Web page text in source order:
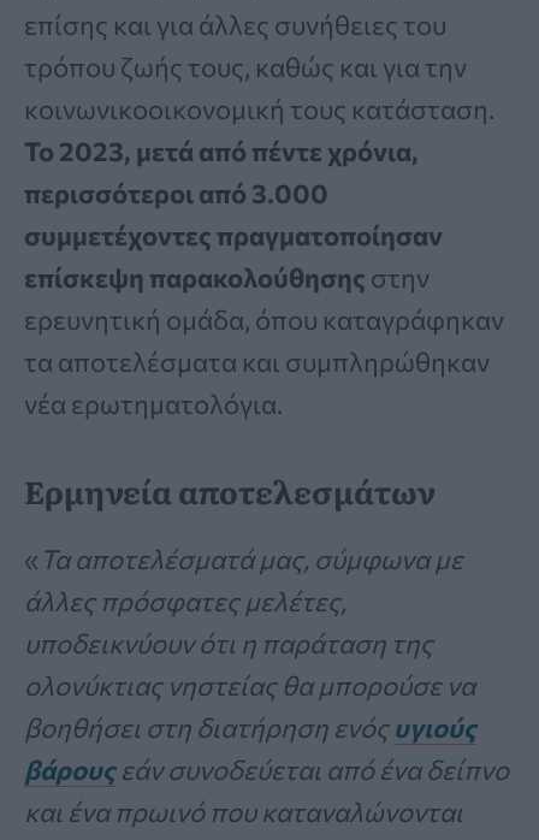
επίσης και για άλλες συνήθειες του
τρόπου ζωής τους, καθώς και για την
κοινωνικοοικονομική τους κατάσταση.
Το 2023, μετά από πέντε χρόνια,
περισσότεροι από 3.000
συμμετέχοντες πραγματοποίησαν
επίσκεψη παρακολούθησης στην
ερευνητική ομάδα, όπου καταγράφηκαν
τα αποτελέσματα και συμπληρώθηκαν
νέα ερωτηματολόγια.
Ερμηνεία αποτελεσμάτων
« Τα αποτελέσματά μας, σύμφωνα με
άλλες πρόσφατες μελέτες,
υποδεικνύουν ότι η παράταση της
ολονύκτιας νηστείας θα μπορούσε να
βοηθήσει στη διατήρηση ενόςυγιούς
βάρουςεάν συνοδεύεται από ένα δείπνο
και ένα πρωινό που καταναλώνονται